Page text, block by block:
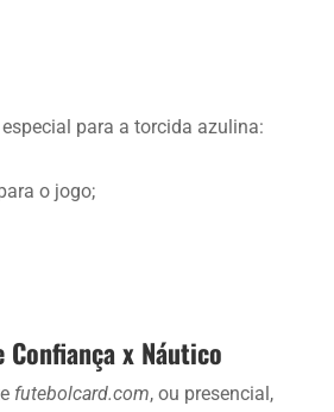
para a torcida azulina:
o jogo;
x Náutico
futebolcard.com, ou presencial,